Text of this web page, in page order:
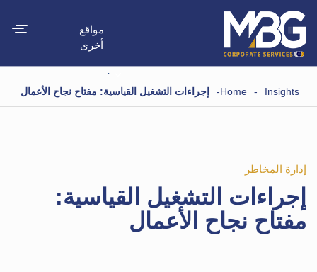
مواقع
أخرى
Home - Insights
- إجراءات التشغيل القياسية: مفتاح نجاح الأعمال
إدارة المخاطر
إجراءات التشغيل القياسية:
مفتاح نجاح الأعمال